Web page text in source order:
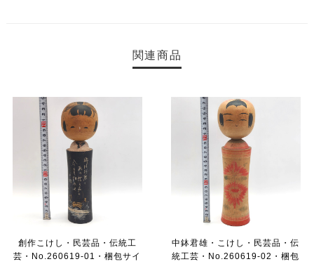
関連商品
創作こけし・民芸品・伝統工
芸・No.260619-01・梱包サイ
中鉢君雄・こけし・民芸品・伝
統工芸・No.260619-02・梱包